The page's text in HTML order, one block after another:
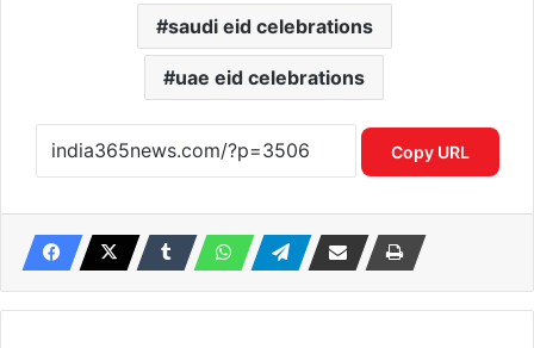
saudi eid celebrations
uae eid celebrations
Copy URL